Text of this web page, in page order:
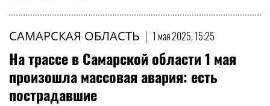
САМАРСКАЯ ОБЛАСТЬ | 1 мая 2025, 15:25
На трассе в Самарской области 1 мая
произошла массовая авария: есть
пострадавшие